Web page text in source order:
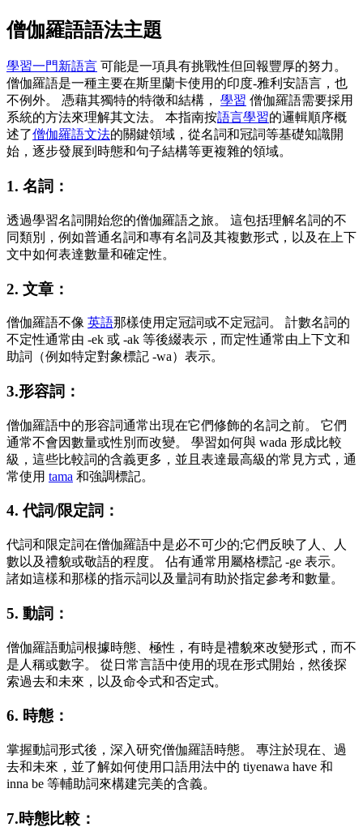
僧伽羅語語法主題
學習一門新語言 可能是一項具有挑戰性但回報豐厚的努力。
僧伽羅語是一種主要在斯里蘭卡使用的印度-雅利安語言，也
不例外。 憑藉其獨特的特徵和結構， 學習 僧伽羅語需要採用
系統的方法來理解其文法。 本指南按語言學習的邏輯順序概
述了僧伽羅語文法的關鍵領域，從名詞和冠詞等基礎知識開
始，逐步發展到時態和句子結構等更複雜的領域。
1. 名詞：
透過學習名詞開始您的僧伽羅語之旅。 這包括理解名詞的不
同類別，例如普通名詞和專有名詞及其複數形式，以及在上下
文中如何表達數量和確定性。
2. 文章：
僧伽羅語不像 英語那樣使用定冠詞或不定冠詞。 計數名詞的
不定性通常由 -ek 或 -ak 等後綴表示，而定性通常由上下文和
助詞（例如特定對象標記 -wa）表示。
3.形容詞：
僧伽羅語中的形容詞通常出現在它們修飾的名詞之前。 它們
通常不會因數量或性別而改變。 學習如何與 wada 形成比較
級，這些比較詞的含義更多，並且表達最高級的常見方式，通
常使用 tama 和強調標記。
4. 代詞/限定詞：
代詞和限定詞在僧伽羅語中是必不可少的;它們反映了人、人
數以及禮貌或敬語的程度。 佔有通常用屬格標記 -ge 表示。
諸如這樣和那樣的指示詞以及量詞有助於指定參考和數量。
5. 動詞：
僧伽羅語動詞根據時態、極性，有時是禮貌來改變形式，而不
是人稱或數字。 從日常言語中使用的現在形式開始，然後探
索過去和未來，以及命令式和否定式。
6. 時態：
掌握動詞形式後，深入研究僧伽羅語時態。 專注於現在、過
去和未來，並了解如何使用口語用法中的 tiyenawa have 和
inna be 等輔助詞來構建完美的含義。
7.時態比較：